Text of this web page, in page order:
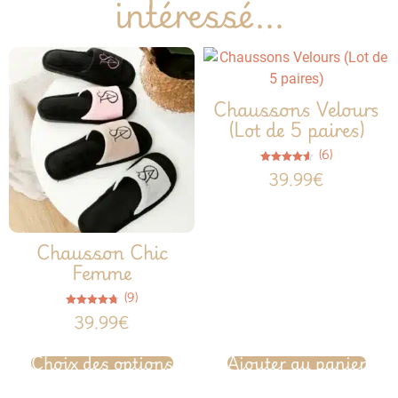
intéressé...
Chausson Chic
Femme
Note
4.67
sur 5
(9)
39.99€
Choix des options
Chaussons Velours
(Lot de 5 paires)
Note
4.50
sur 5
(6)
39.99€
Ajouter au panier